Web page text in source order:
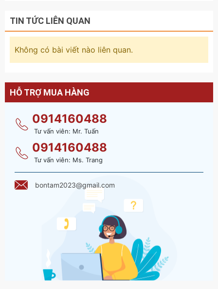
TIN TỨC LIÊN QUAN
Không có bài viết nào liên quan.
HỖ TRỢ MUA HÀNG
0914160488
Tư vấn viên: Mr. Tuấn
0914160488
Tư vấn viên: Ms. Trang
bontam2023@gmail.com